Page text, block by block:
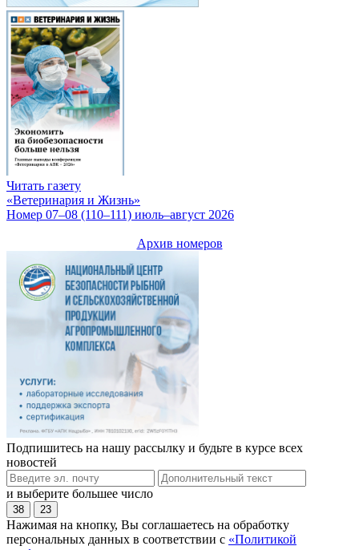
Читать газету
«Ветеринария и Жизнь»
Номер 07–08 (110–111) июль–август 2026
Архив номеров
Подпишитесь на нашу рассылку и будьте в курсе всех
новостей
и выберите большее число
38 23
Нажимая на кнопку, Вы соглашаетесь на обработку
персональных данных в соответствии с «Политикой